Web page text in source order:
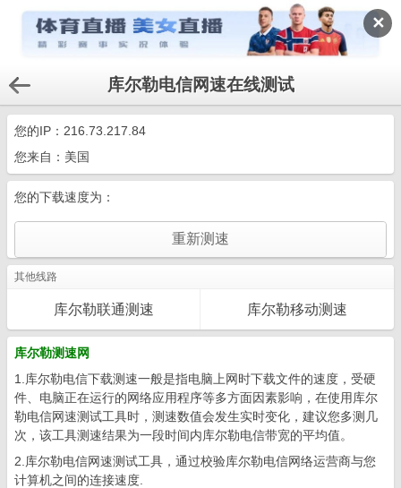
✕
库尔勒电信网速在线测试
您的IP： 216.73.217.84
您来自：美国
您的下载速度为：
其他线路
库尔勒联通测速 库尔勒移动测速
库尔勒测速网
1.库尔勒电信下载测速一般是指电脑上网时下载文件的速度，受硬
件、电脑正在运行的网络应用程序等多方面因素影响，在使用库尔
勒电信网速测试工具时，测速数值会发生实时变化，建议您多测几
次，该工具测速结果为一段时间内库尔勒电信带宽的平均值。
2.库尔勒电信网速测试工具，通过校验库尔勒电信网络运营商与您
计算机之间的连接速度.